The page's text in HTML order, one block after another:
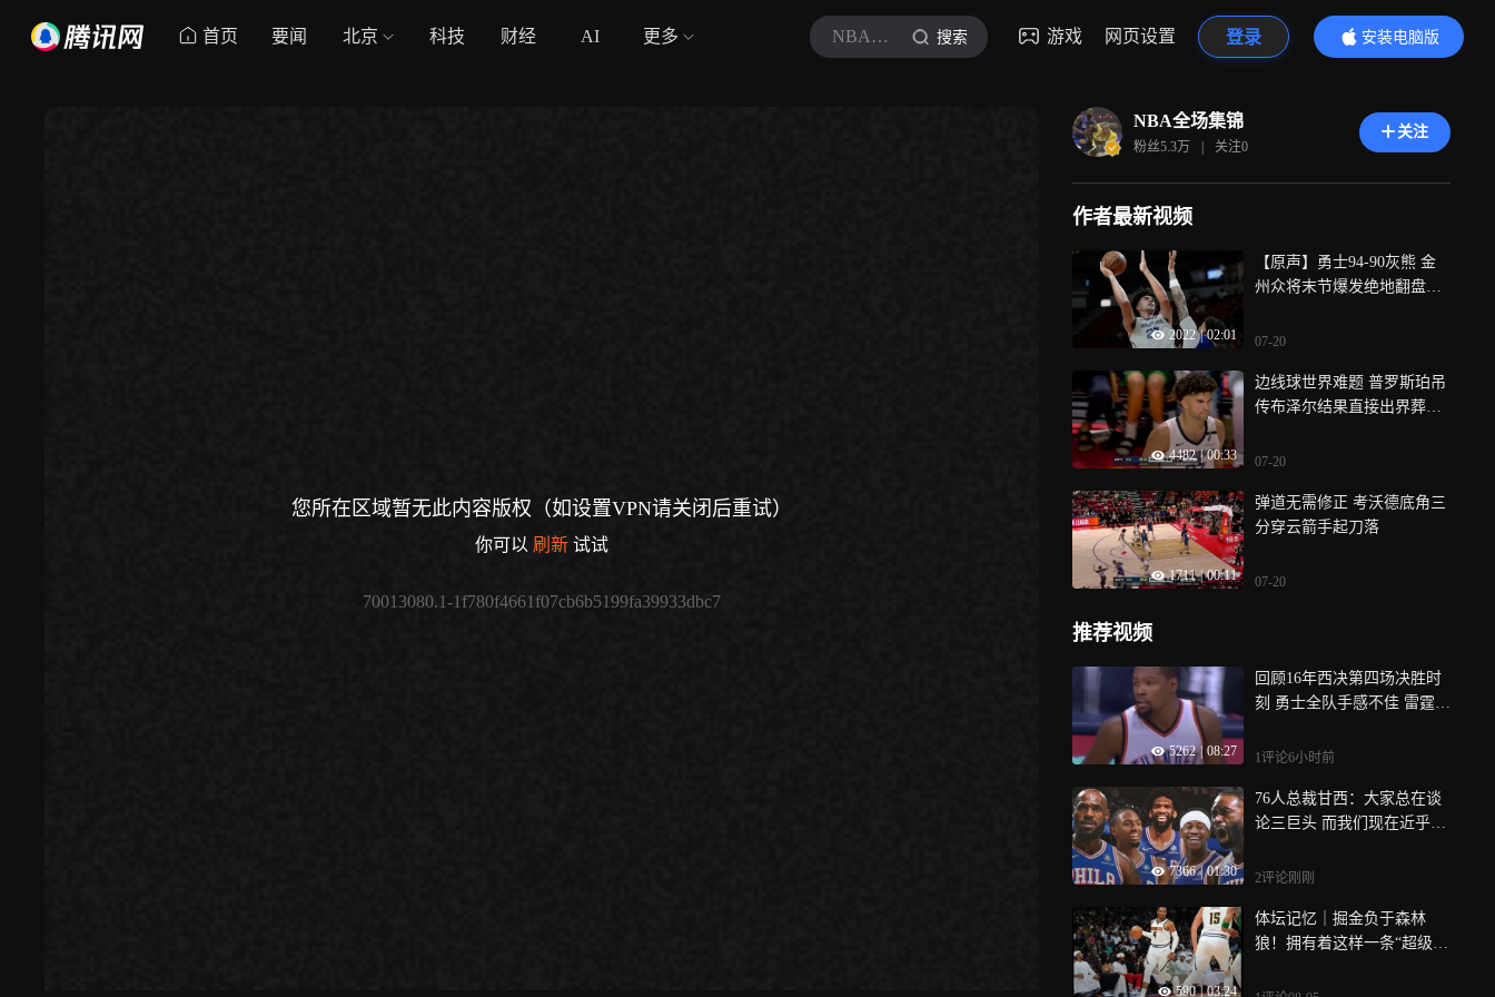
首页 要闻 北京 科技 财经 AI 更多 NBA全场集锦 搜索 游戏 网页设置 登录
安装电脑版
内容更精彩
您所在区域暂无此内容版权（如设置VPN请关闭后重试）
你可以 刷新 试试
70013080.1-1f780f4661f07cb6b5199fa39933dbc7
NBA全场集锦
粉丝5.3万 | 关注0
关注
作者最新视频
2022 | 02:01
【原声】勇士94-90灰熊 金
州众将末节爆发绝地翻盘拿
07-20
4482 | 00:33
边线球世界难题 普罗斯珀吊
传布泽尔结果直接出界葬送
07-20
1711 | 00:11
弹道无需修正 考沃德底角三
分穿云箭手起刀落
07-20
推荐视频
5262 | 08:27
回顾16年西决第四场决胜时
刻 勇士全队手感不佳 雷霆趁
1评论6小时前
7366 | 01:30
76人总裁甘西：大家总在谈
论三巨头 而我们现在近乎五
2评论刚刚
590 | 03:24
体坛记忆｜掘金负于森林
狼！拥有着这样一条“超级板